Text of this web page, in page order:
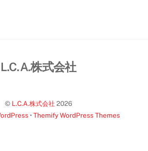
L.C.A.株式会社
© L.C.A.株式会社 2026
•Themify WordPress Themes